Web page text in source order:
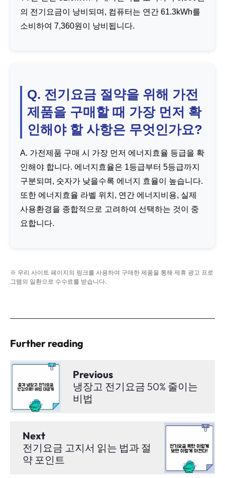
의 전기요금이 낭비되며, 컴퓨터는 연간 61.3kWh를
소비하여 7,360원이 낭비됩니다.
Q. 전기요금 절약을 위해 가전
제품을 구매할 때 가장 먼저 확
인해야 할 사항은 무엇인가요?
A. 가전제품 구매 시 가장 먼저 에너지효율 등급을 확
인해야 합니다. 에너지효율은 1등급부터 5등급까지
구분되며, 숫자가 낮을수록 에너지 효율이 높습니다.
또한 에너지효율 라벨 위치, 연간 에너지비용, 실제
사용환경을 종합적으로 고려하여 선택하는 것이 중
요합니다.
※ 우리 사이트 페이지의 링크를 사용하여 구매한 제품을 통해 제휴 광고 프로
그램의 일환으로 수수료를 받습니다.
Further reading
Previous
냉장고 전기요금 50% 줄이는
비법
Next
전기요금 고지서 읽는 법과 절
약 포인트